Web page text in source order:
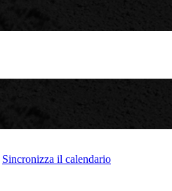
Sincronizza il calendario